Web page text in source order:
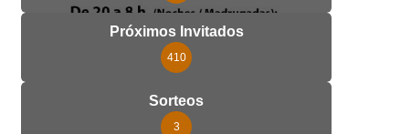
Próximos Invitados
410
Sorteos
3